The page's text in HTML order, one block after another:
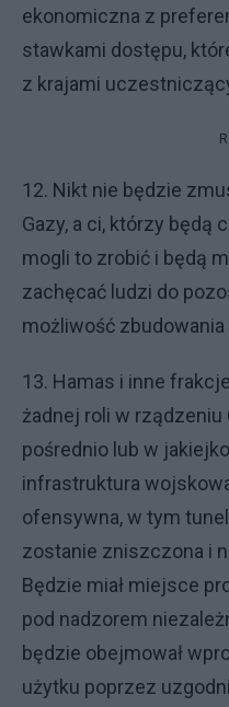
ekonomiczna z
stawkami dostępu,
z krajami
12. Nikt nie będzie
Gazy, a ci, którzy będą
mogli to zrobić i będą
zachęcać ludzi do
możliwość zbudowania
13. Hamas i inne
żadnej roli w rządzeniu
pośrednio lub w
infrastruktura
ofensywna, w tym
zostanie zniszczona i
Będzie miał miejsce
pod nadzorem
będzie obejmował
użytku poprzez